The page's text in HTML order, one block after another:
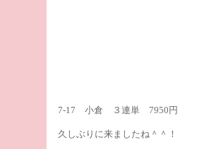
7-17 小倉 ３連単 7950円
久しぶりに来ましたね＾＾！